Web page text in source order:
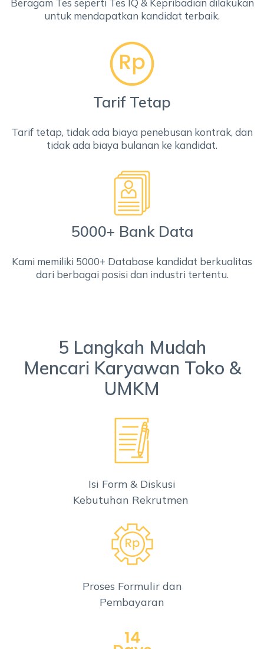
Beragam Tes seperti Tes IQ & Kepribadian dilakukan
untuk mendapatkan kandidat terbaik.
Tarif Tetap
Tarif tetap, tidak ada biaya penebusan kontrak, dan
tidak ada biaya bulanan ke kandidat.
5000+ Bank Data
Kami memiliki 5000+ Database kandidat berkualitas
dari berbagai posisi dan industri tertentu.
5 Langkah Mudah
Mencari Karyawan Toko &
UMKM
Isi Form & Diskusi
Kebutuhan Rekrutmen
Proses Formulir dan
Pembayaran